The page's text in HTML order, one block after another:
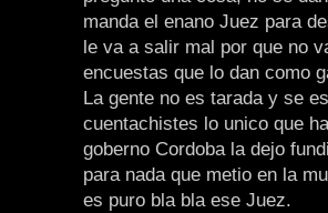
manda el enano Juez para
le va a salir mal por que no
encuestas que lo dan como
La gente no es tarada y se
cuentachistes lo unico que
goberno Cordoba la dejo
para nada que metio en la
es puro bla bla ese Juez.